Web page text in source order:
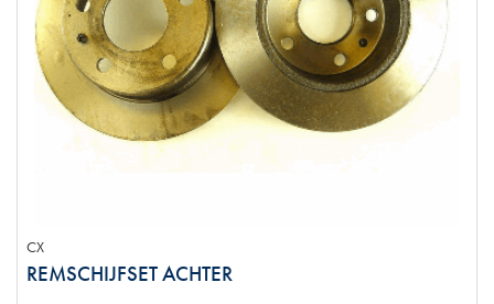
CX
REMSCHIJFSET ACHTER